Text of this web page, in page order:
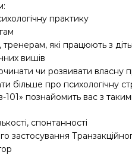
практику
тренерам, які працюють з
вишів
чи розвивати власну
більше про психологічну
101» познайомить вас з
спонтанності
застосування